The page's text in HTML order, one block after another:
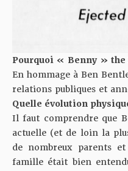
Pourquoi « Benny » the
En hommage à Ben
relations publiques et
Quelle évolution
Il faut comprendre que
actuelle (et de loin la
de nombreux parents
famille était bien